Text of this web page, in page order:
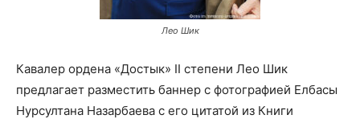
Лео Шик
Кавалер ордена «Достык» II степени Лео Шик
предлагает разместить баннер с фотографией Елбасы
Нурсултана Назарбаева с его цитатой из Книги